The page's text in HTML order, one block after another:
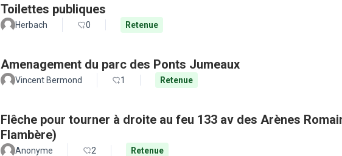
Toilettes publiques
Herbach 0 Retenue
Amenagement du parc des Ponts Jumeaux
Vincent Bermond 1 Retenue
Flêche pour tourner à droite au feu 133 av des Arènes
Flambère)
Anonyme 2 Retenue